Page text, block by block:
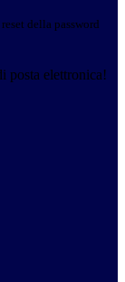
della password
posta elettronica!